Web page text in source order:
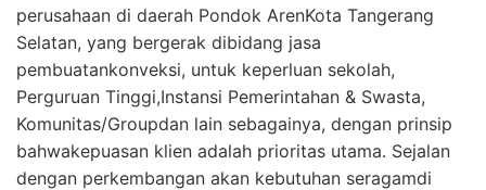
perusahaan di daerah Pondok ArenKota Tangerang
Selatan, yang bergerak dibidang jasa
pembuatankonveksi, untuk keperluan sekolah,
Perguruan Tinggi,Instansi Pemerintahan & Swasta,
Komunitas/Groupdan lain sebagainya, dengan prinsip
bahwakepuasan klien adalah prioritas utama. Sejalan
dengan perkembangan akan kebutuhan seragamdi